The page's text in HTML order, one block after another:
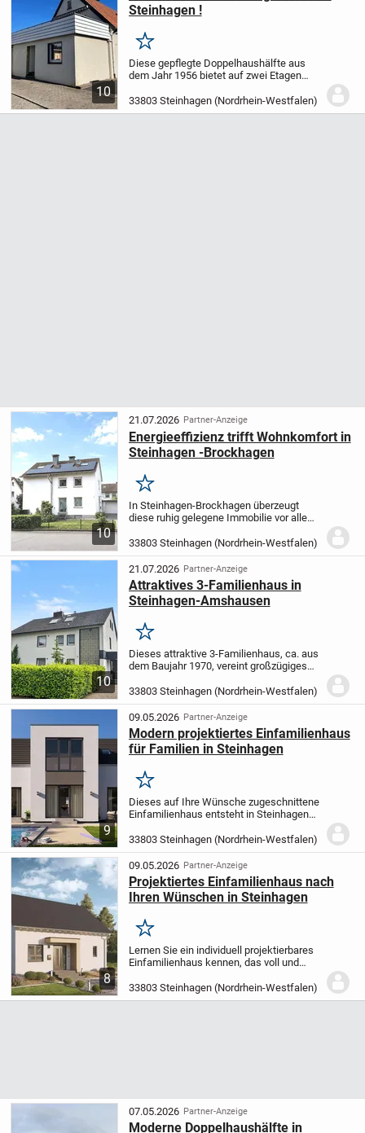
10
Steinhagen !
Merken
Diese gepflegte Doppelhaushälfte aus
dem Jahr 1956 bietet auf zwei Etagen
befindet sich auf einem ca. 372 m²
großen Grundstück. Das Haus verfügt
33803 Steinhagen (Nordrhein-Westfalen)
10
21.07.2026 Partner-Anzeige
Energieeffizienz trifft Wohnkomfort in
Steinhagen -Brockhagen
Merken
In Steinhagen-Brockhagen überzeugt
diese ruhig gelegene Immobilie vor allem
freistehende Zweifamilienhaus wurde in
den vergangenen Jahren umfassend
modernisiert und...
33803 Steinhagen (Nordrhein-Westfalen)
10
21.07.2026 Partner-Anzeige
Attraktives 3-Familienhaus in
Steinhagen-Amshausen
Merken
Dieses attraktive 3-Familienhaus, ca. aus
dem Baujahr 1970, vereint großzügiges
Nutzungsmöglichkeiten und ein
weitläufiges Grundstück in einer
ansprechenden Wohnlage.
ca....
33803 Steinhagen (Nordrhein-Westfalen)
9
09.05.2026 Partner-Anzeige
Modern projektiertes Einfamilienhaus
für Familien in Steinhagen
Merken
Dieses auf Ihre Wünsche zugeschnittene
Einfamilienhaus entsteht in Steinhagen
auf 193,71 m² Wohnfläche viel Raum für
Wohnträume. Das zweigeschossige Haus
steht...
33803 Steinhagen (Nordrhein-Westfalen)
8
09.05.2026 Partner-Anzeige
Projektiertes Einfamilienhaus nach
Ihren Wünschen in Steinhagen
Merken
Lernen Sie ein individuell projektierbares
Einfamilienhaus kennen, das voll und
zugeschnitten wird. Mit ca. 142,23 m²
Wohnfläche und insgesamt vier Zimmern
33803 Steinhagen (Nordrhein-Westfalen)
07.05.2026 Partner-Anzeige
Moderne Doppelhaushälfte in